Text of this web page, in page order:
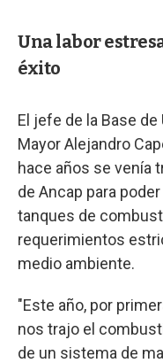
Una labor
éxito
El jefe de la Base de
Mayor Alejandro
hace años se venía
de Ancap para
tanques de
requerimientos
medio ambiente.
"Este año, por
nos trajo el
de un sistema de